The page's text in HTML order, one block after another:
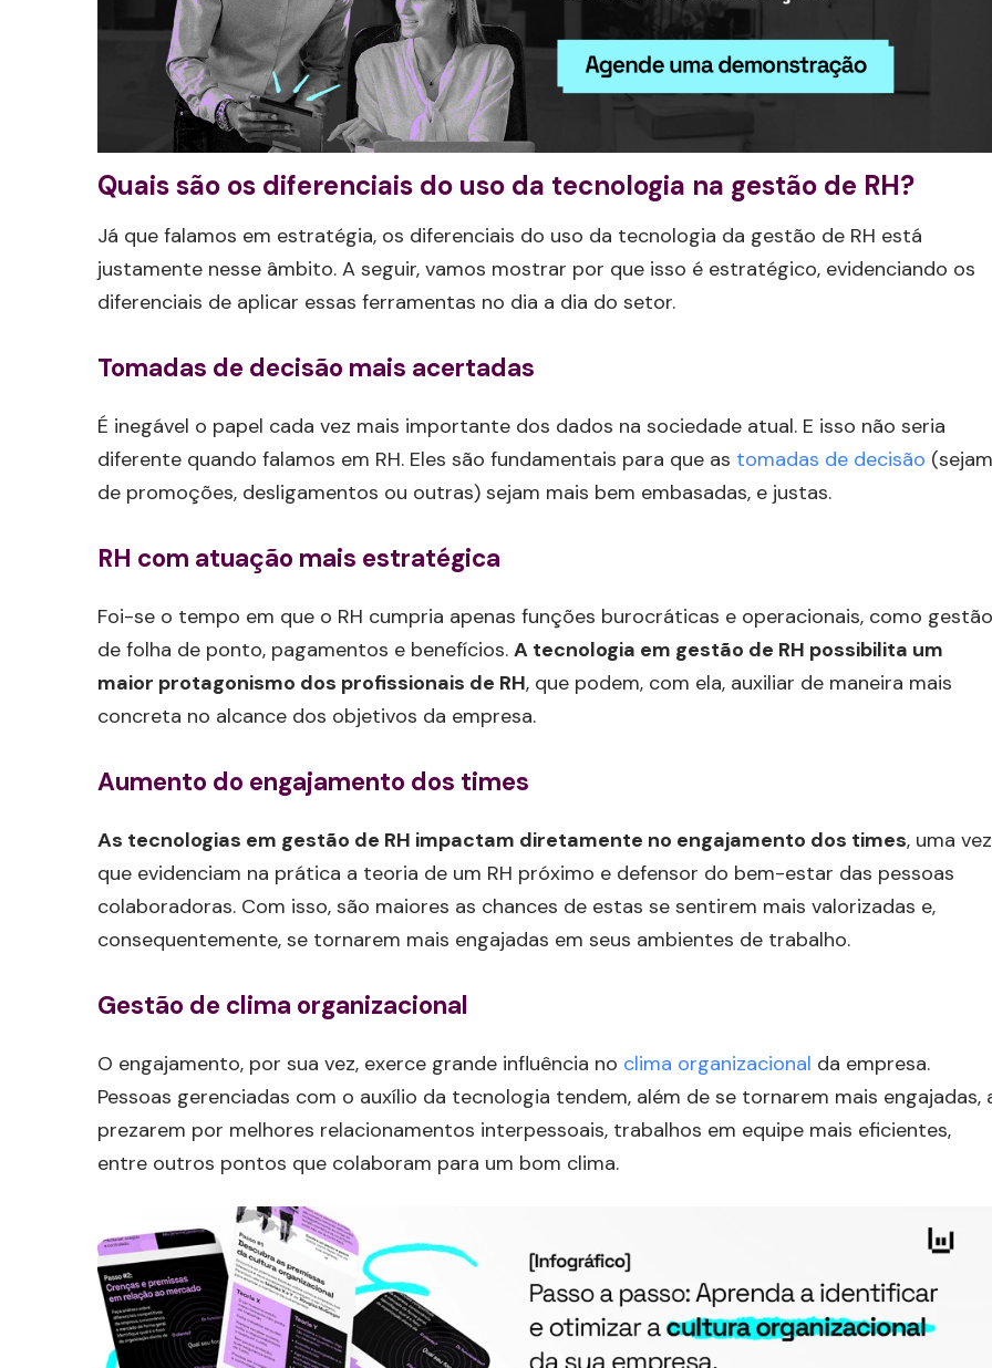
Quais são os diferenciais do uso da tecnologia na gestão de RH?
Já que falamos em estratégia, os diferenciais do uso da tecnologia da gestão de RH está
justamente nesse âmbito. A seguir, vamos mostrar por que isso é estratégico, evidenciando os
diferenciais de aplicar essas ferramentas no dia a dia do setor.
Tomadas de decisão mais acertadas
É inegável o papel cada vez mais importante dos dados na sociedade atual. E isso não seria
diferente quando falamos em RH. Eles são fundamentais para que as tomadas de decisão (sejam
de promoções, desligamentos ou outras) sejam mais bem embasadas, e justas.
RH com atuação mais estratégica
Foi-se o tempo em que o RH cumpria apenas funções burocráticas e operacionais, como gestão
de folha de ponto, pagamentos e benefícios. A tecnologia em gestão de RH possibilita um
maior protagonismo dos profissionais de RH, que podem, com ela, auxiliar de maneira mais
concreta no alcance dos objetivos da empresa.
Aumento do engajamento dos times
As tecnologias em gestão de RH impactam diretamente no engajamento dos times, uma vez
que evidenciam na prática a teoria de um RH próximo e defensor do bem-estar das pessoas
colaboradoras. Com isso, são maiores as chances de estas se sentirem mais valorizadas e,
consequentemente, se tornarem mais engajadas em seus ambientes de trabalho.
Gestão de clima organizacional
O engajamento, por sua vez, exerce grande influência no clima organizacional da empresa.
Pessoas gerenciadas com o auxílio da tecnologia tendem, além de se tornarem mais engajadas,
prezarem por melhores relacionamentos interpessoais, trabalhos em equipe mais eficientes,
entre outros pontos que colaboram para um bom clima.